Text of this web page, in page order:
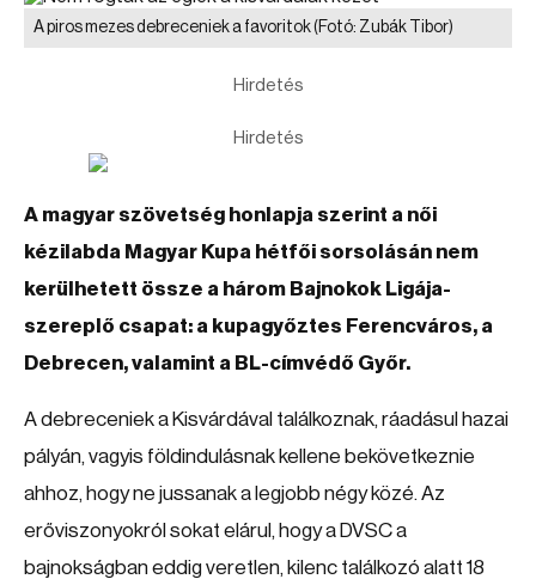
A piros mezes debreceniek a favoritok(Fotó: Zubák Tibor)
Hirdetés
Hirdetés
A magyar szövetség honlapja szerint a női
kézilabda Magyar Kupa hétfői sorsolásán nem
kerülhetett össze a három Bajnokok Ligája-
szereplő csapat: a kupagyőztes Ferencváros, a
Debrecen, valamint a BL-címvédő Győr.
A debreceniek a Kisvárdával találkoznak, ráadásul hazai
pályán, vagyis földindulásnak kellene bekövetkeznie
ahhoz, hogy ne jussanak a legjobb négy közé. Az
erőviszonyokról sokat elárul, hogy a DVSC a
bajnokságban eddig veretlen, kilenc találkozó alatt 18